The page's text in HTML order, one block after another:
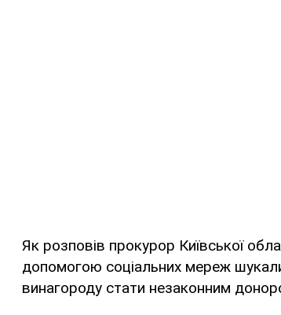
Як розповів прокурор Київської
допомогою соціальних мереж
винагороду стати незаконним